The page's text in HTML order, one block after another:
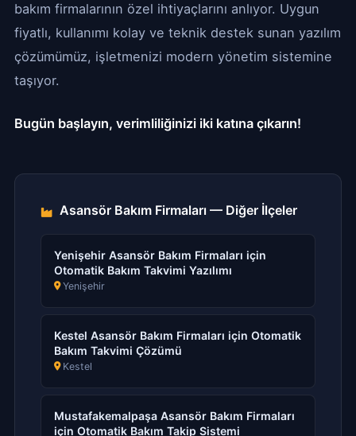
bakım firmalarının özel ihtiyaçlarını anlıyor. Uygun
fiyatlı, kullanımı kolay ve teknik destek sunan yazılım
çözümümüz, işletmenizi modern yönetim sistemine
taşıyor.
Bugün başlayın, verimliliğinizi iki katına çıkarın!
Asansör Bakım Firmaları — Diğer İlçeler
Yenişehir Asansör Bakım Firmaları için
Otomatik Bakım Takvimi Yazılımı
Yenişehir
Kestel Asansör Bakım Firmaları için Otomatik
Bakım Takvimi Çözümü
Kestel
Mustafakemalpaşa Asansör Bakım Firmaları
için Otomatik Bakım Takip Sistemi